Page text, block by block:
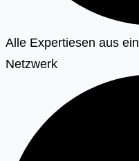
Alle Expertiesen aus
Netzwerk